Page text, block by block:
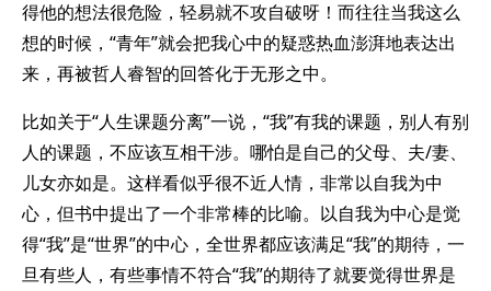
得他的想法很危险，轻易就不攻自破呀！而往往当我这么
想的时候，“青年”就会把我心中的疑惑热血澎湃地表达出
来，再被哲人睿智的回答化于无形之中。
比如关于“人生课题分离”一说，“我”有我的课题，别人有别
人的课题，不应该互相干涉。哪怕是自己的父母、夫/妻、
儿女亦如是。这样看似乎很不近人情，非常以自我为中
心，但书中提出了一个非常棒的比喻。以自我为中心是觉
得“我”是“世界”的中心，全世界都应该满足“我”的期待，一
旦有些人，有些事情不符合“我”的期待了就要觉得世界是